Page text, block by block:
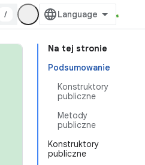
/
Na tej stronie
Podsumowanie
Konstruktory
publiczne
Metody
publiczne
Konstruktory
publiczne